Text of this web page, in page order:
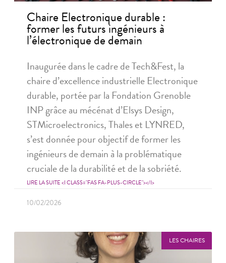
Chaire Electronique durable :
former les futurs ingénieurs à
l’électronique de demain
Inaugurée dans le cadre de Tech&Fest, la
chaire d’excellence industrielle Electronique
durable, portée par la Fondation Grenoble
INP grâce au mécénat d’Elsys Design,
STMicroelectronics, Thales et LYNRED,
s’est donnée pour objectif de former les
ingénieurs de demain à la problématique
cruciale de la durabilité et de la sobriété.
LIRE LA SUITE <I CLASS="FAS FA-PLUS-CIRCLE"></I>
10/02/2026
LES CHAIRES